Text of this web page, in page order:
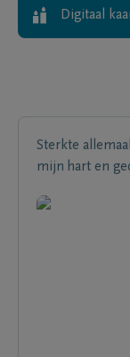
Digitaal
Sterkte
mijn hart en